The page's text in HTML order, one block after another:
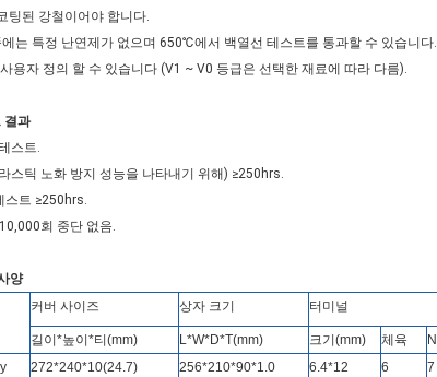
팅된 강철이어야 합니다.
는 특정 난연제가 없으며 650℃에서 백열선 테스트를 통과할 수 있습니다.
용자 정의 할 수 있습니다 (V1 ~ V0 등급은 선택한 재료에 따라 다름).
결과
스트.
스틱 노화 방지 성능을 나타내기 위해) ≥250hrs.
스트 ≥250hrs.
회 중단 없음.
양
커버 사이즈 상자 크기 터미널
길이*높이*티(mm) L*W*D*T(mm) 크기(mm) 체육 N
272*240*10(24.7) 256*210*90*1.0 6.4*12 6 7